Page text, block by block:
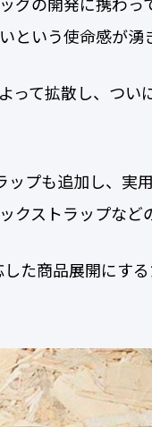
いう使命感が湧
て拡散し、つ
プも追加し、実
ストラップなど
た商品展開にす